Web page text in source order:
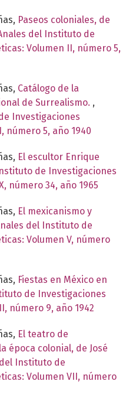
Paseos coloniales, de
del Instituto de
Volumen II, número 5,
Catálogo de la
de Surrealismo. ,
Investigaciones
número 5, año 1940
El escultor Enrique
de Investigaciones
número 34, año 1965
El mexicanismo y
del Instituto de
Volumen V, número
Fiestas en México en
de Investigaciones
número 9, año 1942
El teatro de
época colonial, de José
Instituto de
Volumen VII, número